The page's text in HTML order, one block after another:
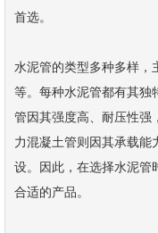
首选。
水泥管的类型多种多样，
等。每种水泥管都有其独
管因其强度高、耐压性强
力混凝土管则因其承载能
设。因此，在选择水泥管
合适的产品。